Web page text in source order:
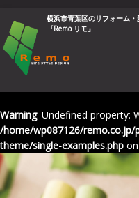
横浜市青葉区のリフォーム
『Remo リモ』
Warning: Undefined property:
/home/wp087126/
theme/single-examples.php